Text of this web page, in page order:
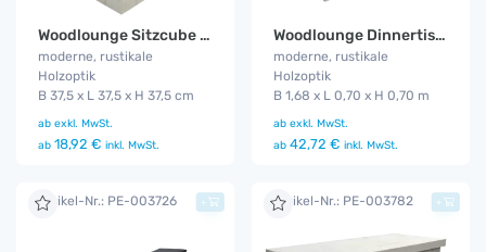
Woodlounge Sitzcube mit Kissen
moderne, rustikale
Holzoptik
B 37,5 x L 37,5 x H 37,5 cm
ab exkl. MwSt.
ab 18,92 € inkl. MwSt.
Woodlounge Dinnertisch groß
moderne, rustikale
Holzoptik
B 1,68 x L 0,70 x H 0,70 m
ab exkl. MwSt.
ab 42,72 € inkl. MwSt.
Artikel-Nr.: PE-003726 + Artikel-Nr.: PE-003782 +